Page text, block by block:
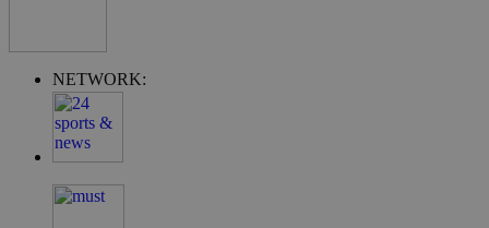
NETWORK: